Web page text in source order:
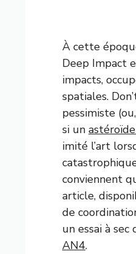
À cette
Deep Impact
impacts,
spatiales.
pessimiste
si un
imité l’art
conviennent
article,
de
un essai à
AN4.